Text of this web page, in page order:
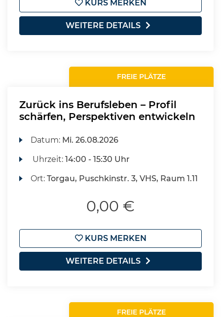
KURS MERKEN
WEITERE DETAILS
FREIE PLÄTZE
Zurück ins Berufsleben – Profil
schärfen, Perspektiven entwickeln
Datum: Mi. 26.08.2026
Uhrzeit:14:00 - 15:30 Uhr
Ort:Torgau, Puschkinstr. 3, VHS, Raum 1.11
0,00 €
KURS MERKEN
WEITERE DETAILS
FREIE PLÄTZE